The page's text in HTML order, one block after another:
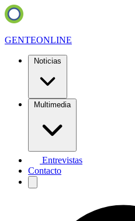
GENTEONLINE
Noticias
Multimedia
Entrevistas
Contacto